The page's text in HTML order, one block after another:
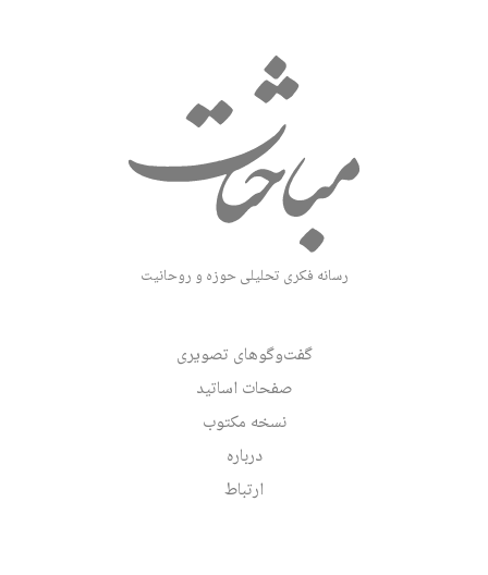
رسانه فکری تحلیلی حوزه و روحانیت
گفت‌وگوهای تصویری
صفحات اساتید
نسخه مکتوب
درباره
ارتباط